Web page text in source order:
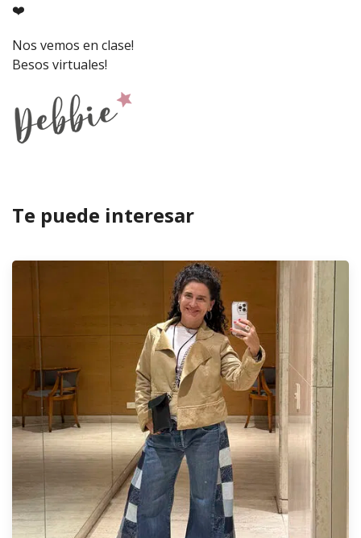
❤️
Nos vemos en clase!
Besos virtuales!
Te puede interesar